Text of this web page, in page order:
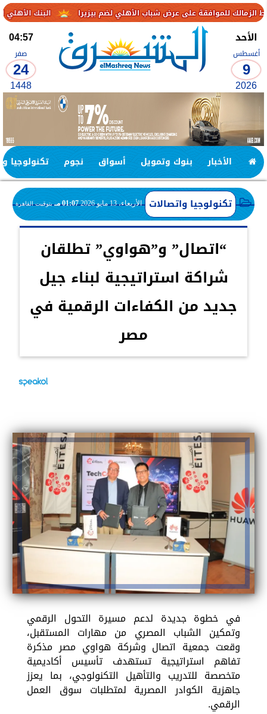
البنك الأهلي الكويتي – مصر يحقق صافي أرباح 3.1 مليار على عرض شباب الأهلي لضم بيزيرا
الأحد
أغسطس
9
2026
04:57
صفر
24
1448
الأخبار بنوك وتمويل أسواق نجوم تكنولوجيا
تكنولوجيا واتصالات الأربعاء، 13 مايو 2026 01:07 مـ بتوقيت القاهرة
“اتصال” و”هواوي” تطلقان
شراكة استراتيجية لبناء جيل
جديد من الكفاءات الرقمية في
مصر
في خطوة جديدة لدعم مسيرة التحول الرقمي
وتمكين الشباب المصري من مهارات المستقبل،
وقعت جمعية اتصال وشركة هواوي مصر مذكرة
تفاهم استراتيجية تستهدف تأسيس أكاديمية
متخصصة للتدريب والتأهيل التكنولوجي، بما يعزز
جاهزية الكوادر المصرية لمتطلبات سوق العمل
الرقمي.